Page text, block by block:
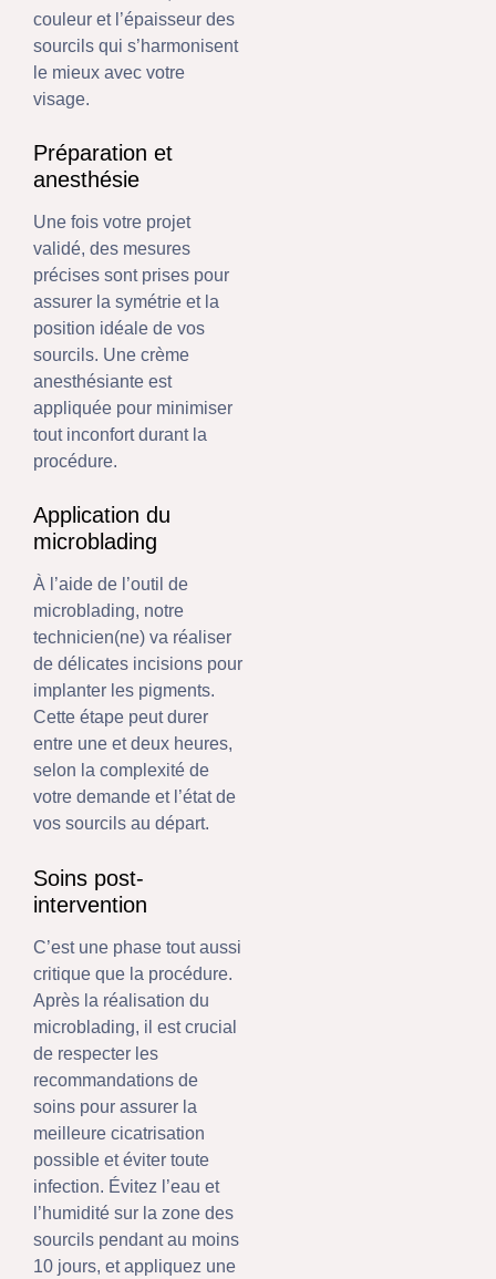
couleur et l’épaisseur des
sourcils qui s’harmonisent
le mieux avec votre
visage.
Préparation et
anesthésie
Une fois votre projet
validé, des mesures
précises sont prises pour
assurer la symétrie et la
position idéale de vos
sourcils. Une crème
anesthésiante est
appliquée pour minimiser
tout inconfort durant la
procédure.
Application du
microblading
À l’aide de l’outil de
microblading, notre
technicien(ne) va réaliser
de délicates incisions pour
implanter les pigments.
Cette étape peut durer
entre une et deux heures,
selon la complexité de
votre demande et l’état de
vos sourcils au départ.
Soins post-
intervention
C’est une phase tout aussi
critique que la procédure.
Après la réalisation du
microblading, il est crucial
de respecter les
recommandations de
soins pour assurer la
meilleure cicatrisation
possible et éviter toute
infection. Évitez l’eau et
l’humidité sur la zone des
sourcils pendant au moins
10 jours, et appliquez une